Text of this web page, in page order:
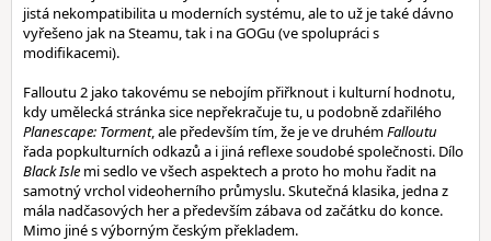
jistá nekompatibilita u moderních systému, ale to už je také dávno
vyřešeno jak na Steamu, tak i na GOGu (ve spolupráci s
modifikacemi).
Falloutu 2 jako takovému se nebojím přiřknout i kulturní hodnotu,
kdy umělecká stránka sice nepřekračuje tu, u podobně zdařilého
Planescape: Torment, ale především tím, že je ve druhémFalloutu
řada popkulturních odkazů a i jiná reflexe soudobé společnosti. Dílo
Black Isle mi sedlo ve všech aspektech a proto ho mohu řadit na
samotný vrchol videoherního průmyslu. Skutečná klasika, jedna z
mála nadčasových her a především zábava od začátku do konce.
Mimo jiné s výborným českým překladem.